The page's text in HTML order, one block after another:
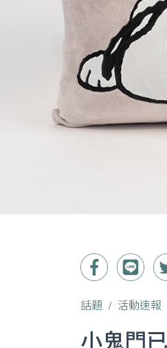
話題 活動速報
小鬼門